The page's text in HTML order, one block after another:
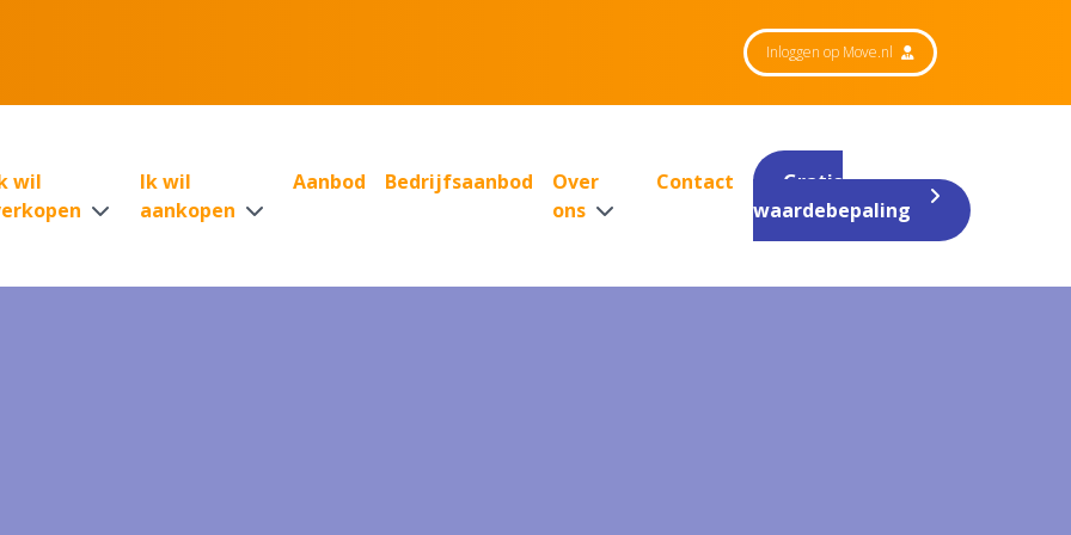
Inloggen op Move.nl
wil
Ik wil
aankopen
Aanbod Bedrijfsaanbod
Over
ons
Contact
Gratis
waardebepaling